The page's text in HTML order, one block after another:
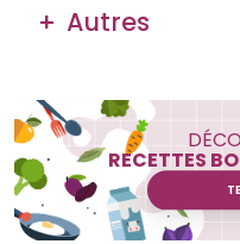
Autres
RECETTES